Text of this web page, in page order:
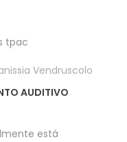
Vendruscolo
AUDITIVO
está